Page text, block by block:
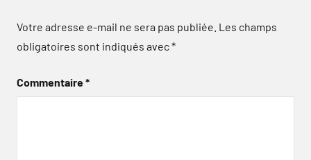
Votre adresse e-mail ne sera pas publiée. Les champs
obligatoires sont indiqués avec*
Commentaire*